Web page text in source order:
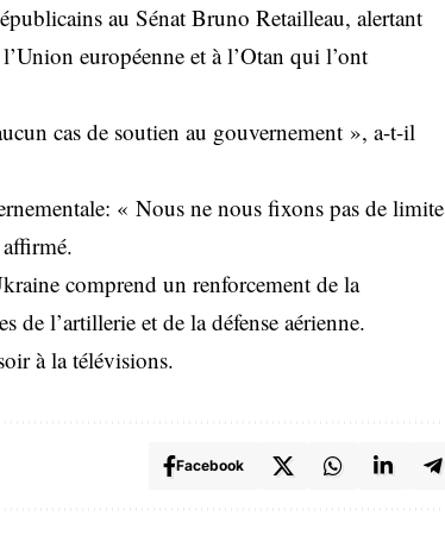
au Sénat Bruno Retailleau, alertant
européenne et à l’Otan qui l’ont
cas de soutien au gouvernement », a-t-il
« Nous ne nous fixons pas de limite
comprend un renforcement de la
l’artillerie et de la défense aérienne.
à la télévisions.
Facebook